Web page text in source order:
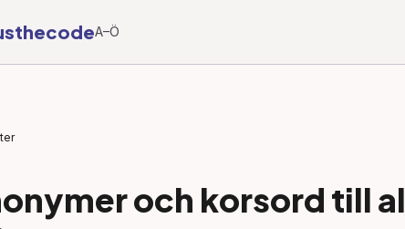
A–Ö
och korsord till